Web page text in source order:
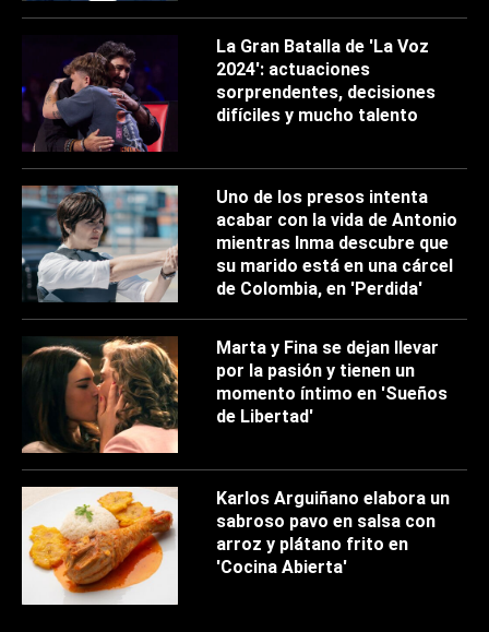
La Gran Batalla de 'La Voz
2024': actuaciones
sorprendentes, decisiones
difíciles y mucho talento
Uno de los presos intenta
acabar con la vida de Antonio
mientras Inma descubre que
su marido está en una cárcel
de Colombia, en 'Perdida'
Marta y Fina se dejan llevar
por la pasión y tienen un
momento íntimo en 'Sueños
de Libertad'
Karlos Arguiñano elabora un
sabroso pavo en salsa con
arroz y plátano frito en
'Cocina Abierta'